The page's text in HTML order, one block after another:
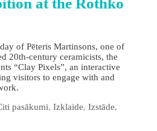
at the Rothko
of Pēteris Martinsons, one of
20th‑century ceramicists, the
“Clay Pixels”, an interactive
visitors to engage with and
pasākumi, Izklaide, Izstāde,